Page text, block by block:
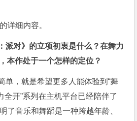
详细内容。
派对》的立项初衷是什么？在舞力
本作处于一个怎样的定位？
单，就是希望更多人能体验到“舞
全开”系列在主机平台已经陪伴了
了音乐和舞蹈是一种跨越年龄、